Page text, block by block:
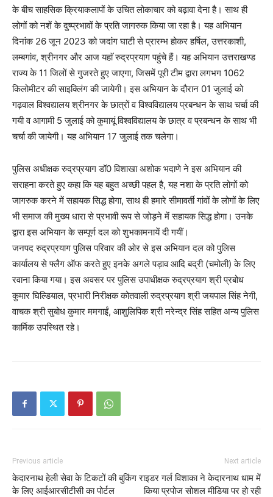
के बीच साहसिक क्रियाकलापों के उचित लोकाचार को बढ़ावा देना है। साथ ही
लोगों को नशें के दुष्प्रभावों के प्रति जागरुक किया जा रहा है। यह अभियान
दिनांक 26 जून 2023 को जदांग घाटी से प्रारम्भ होकर हर्षिल, उत्तरकाशी,
लम्बगांव, श्रीनगर और आज यहाॅ रुद्रप्रयाग पहुंचे हैं। यह अभियान उत्तराखण्ड
राज्य के 11 जिलों से गुजरते हुए जाएगा, जिसमें पूरी टीम द्वारा लगभग 1062
किलोमीटर की साइक्लिंग की जायेगी। इस अभियान के दौरान 01 जुलाई को
गढ़वाल विश्वद्यालय श्रीनगर के छात्रों व विश्वविद्यालय प्रबन्धन के साथ चर्चा की
गयी व आगामी 5 जुलाई को कुमायूं विश्वविद्यालय के छात्र व प्रबन्धन के साथ भी
चर्चा की जायेगी। यह अभियान 17 जुलाई तक चलेगा।
पुलिस अधीक्षक रुद्रप्रयाग डॉ0 विशाखा अशोक भदाणे ने इस अभियान की
सराहना करते हुए कहा कि यह बहुत अच्छी पहल है, यह नशा के प्रति लोगों को
जागरुक करने में सहायक सिद्ध होगा, साथ ही हमारे सीमावर्ती गांवों के लोगों के लिए
भी समाज की मुख्य धारा से प्रभावी रूप से जोड़ने में सहायक सिद्ध होगा। उनके
द्वारा इस अभियान के सम्पूर्ण दल को शुभकामनायें दी गयीं।
जनपद रुद्रप्रयाग पुलिस परिवार की ओर से इस अभियान दल को पुलिस
कार्यालय से फ्लैग ऑफ करते हुए इनके अगले पड़ाव आदि बद्री (चमोली) के लिए
रवाना किया गया। इस अवसर पर पुलिस उपाधीक्षक रुद्रप्रयाग श्री प्रबोध
कुमार घिल्डियाल, प्रभारी निरीक्षक कोतवाली रुद्रप्रयाग श्री जयपाल सिंह नेगी,
वाचक श्री सुबोध कुमार ममगाईं, आशुलिपिक श्री नरेन्द्र सिंह सहित अन्य पुलिस
कार्मिक उपस्थित रहे।
Previous article
केदारनाथ हेली सेवा के टिकटों की बुकिंग
के लिए आईआरसीटीसी का पोर्टल
Next article
राइडर गर्ल विशाका ने केदारनाथ धाम में
किया प्रपोज सोशल मीडिया पर हो रही